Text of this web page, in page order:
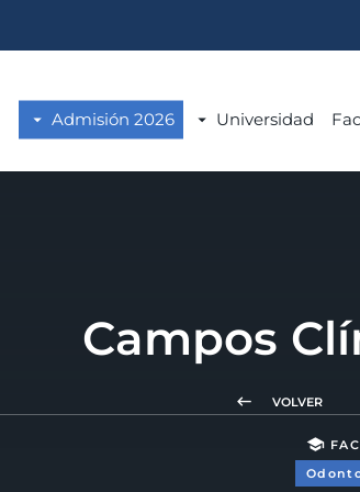
Admisión 2026 Universidad
Campos
keyboard_backspace VOLVER
school